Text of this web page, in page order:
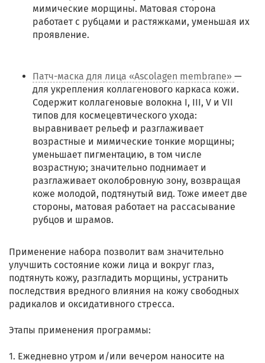
мимические морщины. Матовая сторона
работает с рубцами и растяжками, уменьшая их
проявление.
Патч-маска для лица «Ascolagen membrane» —
для укрепления коллагенового каркаса кожи.
Содержит коллагеновые волокна I, III, V и VII
типов для космецевтического ухода:
выравнивает рельеф и разглаживает
возрастные и мимические тонкие морщины;
уменьшает пигментацию, в том числе
возрастную; значительно поднимает и
разглаживает околобровную зону, возвращая
коже молодой, подтянутый вид. Тоже имеет две
стороны, матовая работает на рассасывание
рубцов и шрамов.
Применение набора позволит вам значительно
улучшить состояние кожи лица и вокруг глаз,
подтянуть кожу, разгладить морщины, устранить
последствия вредного влияния на кожу свободных
радикалов и оксидативного стресса.
Этапы применения программы:
1. Ежедневно утром и/или вечером наносите на